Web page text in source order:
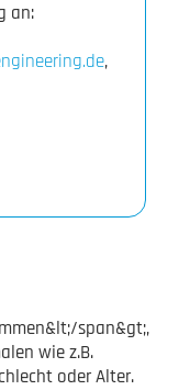
an:
,
span&gt;,
wie z.B.
oder Alter.